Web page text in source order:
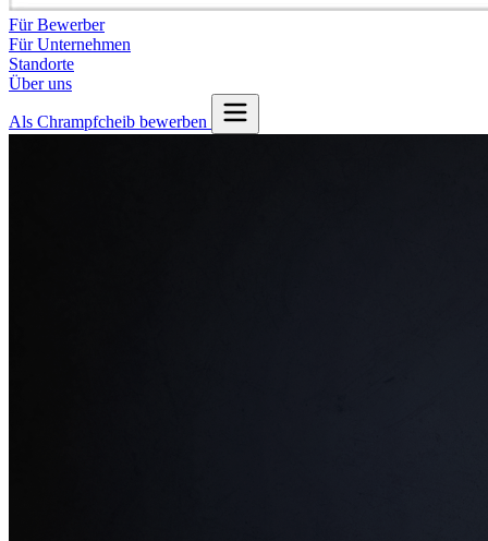
Für Bewerber
Für Unternehmen
Standorte
Über uns
Als Chrampfcheib bewerben